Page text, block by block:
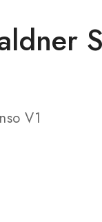
V1